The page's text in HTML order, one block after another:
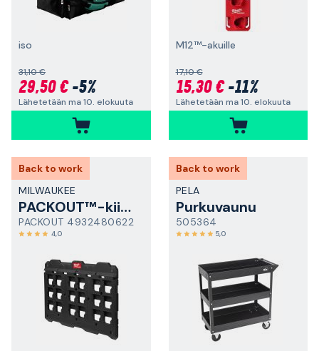
iso
31,10 €
29,50 €-5%
Lähetetään ma 10. elokuuta
M12™-akuille
17,10 €
15,30 €-11%
Lähetetään ma 10. elokuuta
Back to work
MILWAUKEE
PACKOUT™-kiinnitysalusta
PACKOUT 4932480622
4,0
Back to work
PELA
Purkuvaunu
505364
5,0